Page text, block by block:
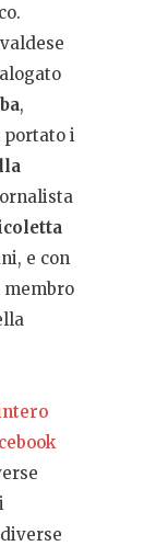
,
portato i
e con
membro